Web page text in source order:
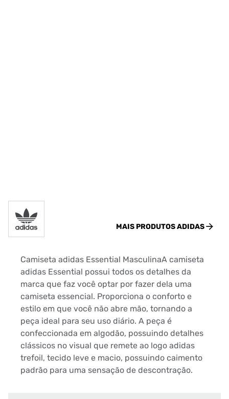
MAIS PRODUTOSADIDAS
Camiseta adidas Essential MasculinaA camiseta
adidas Essential possui todos os detalhes da
marca que faz você optar por fazer dela uma
camiseta essencial. Proporciona o conforto e
estilo em que você não abre mão, tornando a
peça ideal para seu uso diário. A peça é
confeccionada em algodão, possuindo detalhes
clássicos no visual que remete ao logo adidas
trefoil, tecido leve e macio, possuindo caimento
padrão para uma sensação de descontração.